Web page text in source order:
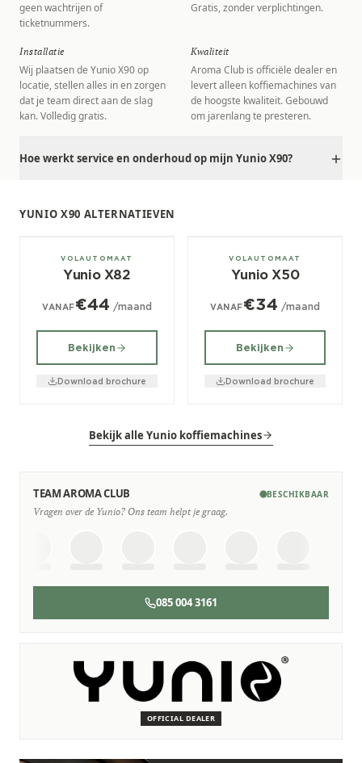
geen wachtrijen of
ticketnummers.
Gratis, zonder verplichtingen.
Installatie
Wij plaatsen de Yunio X90 op
locatie, stellen alles in en zorgen
dat je team direct aan de slag
kan. Volledig gratis.
Kwaliteit
Aroma Club is officiële dealer en
levert alleen koffiemachines van
de hoogste kwaliteit. Gebouwd
om jarenlang te presteren.
Hoe werkt service en onderhoud op mijn Yunio X90?
YUNIO X90 ALTERNATIEVEN
± 100/dag
VOLAUTOMAAT
Yunio X82
VANAF€44 /maand
Bekijken
Download brochure
± 70/dag
VOLAUTOMAAT
Yunio X50
VANAF€34 /maand
Bekijken
Download brochure
Bekijk alle Yunio koffiemachines
TEAM AROMA CLUB BESCHIKBAAR
Vragen over de Yunio? Ons team helpt je graag.
085 004 3161
OFFICIAL DEALER
Wij staan voor je klaar
Deskundige monteurs die verstand hebben van Yunio
Persoonlijk, snel en zonder gedoe.